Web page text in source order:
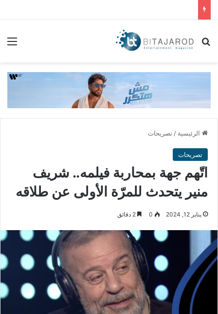
بحث عن
الرئيسية / تصريحات
تصريحات
اتّهم جهة بمحاربة فيلمه.. شريف
منير يتحدث للمرّة الأولى عن طلاقه
يناير 12, 2024 0